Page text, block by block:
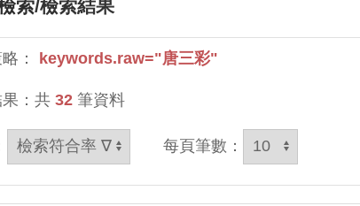
索/檢索結果
： keywords.raw="唐三彩"
：共 32筆資料
每頁筆數：